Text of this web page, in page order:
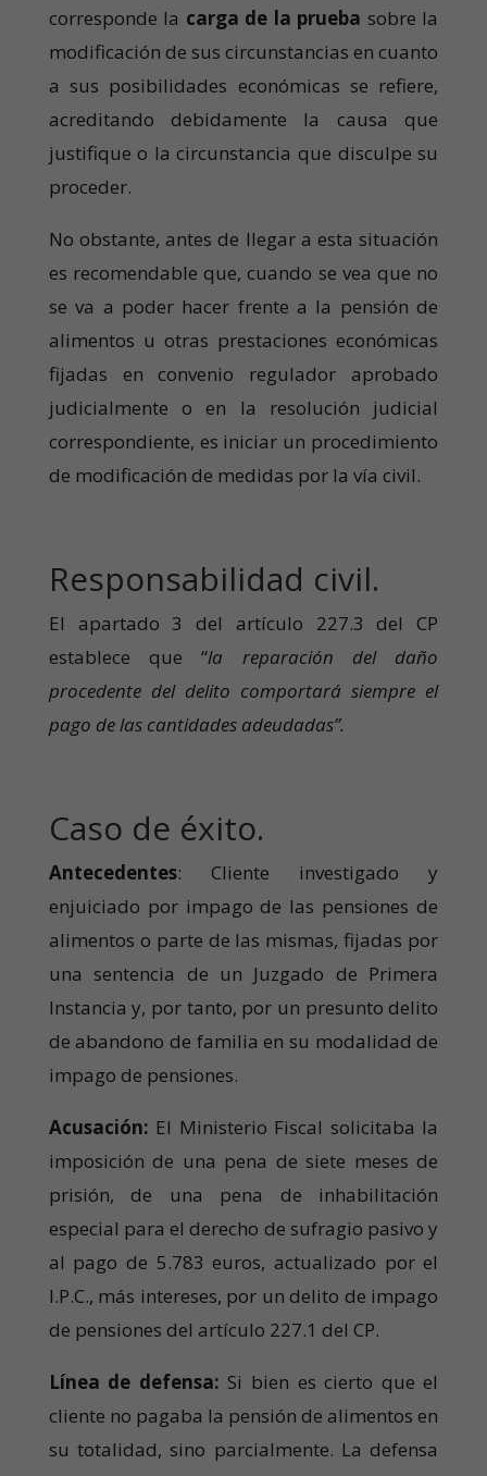
corresponde la carga de la prueba sobre la
modificación de sus circunstancias en cuanto
a sus posibilidades económicas se refiere,
acreditando debidamente la causa que
justifique o la circunstancia que disculpe su
proceder.
No obstante, antes de llegar a esta situación
es recomendable que, cuando se vea que no
se va a poder hacer frente a la pensión de
alimentos u otras prestaciones económicas
fijadas en convenio regulador aprobado
judicialmente o en la resolución judicial
correspondiente, es iniciar un procedimiento
de modificación de medidas por la vía civil.
Responsabilidad civil.
El apartado 3 del artículo 227.3 del CP
establece que “la reparación del daño
procedente del delito comportará siempre el
pago de las cantidades adeudadas”.
Caso de éxito.
Antecedentes: Cliente investigado y
enjuiciado por impago de las pensiones de
alimentos o parte de las mismas, fijadas por
una sentencia de un Juzgado de Primera
Instancia y, por tanto, por un presunto delito
de abandono de familia en su modalidad de
impago de pensiones.
Acusación: El Ministerio Fiscal solicitaba la
imposición de una pena de siete meses de
prisión, de una pena de inhabilitación
especial para el derecho de sufragio pasivo y
al pago de 5.783 euros, actualizado por el
I.P.C., más intereses, por un delito de impago
de pensiones del artículo 227.1 del CP.
Línea de defensa: Si bien es cierto que el
cliente no pagaba la pensión de alimentos en
su totalidad, sino parcialmente. La defensa